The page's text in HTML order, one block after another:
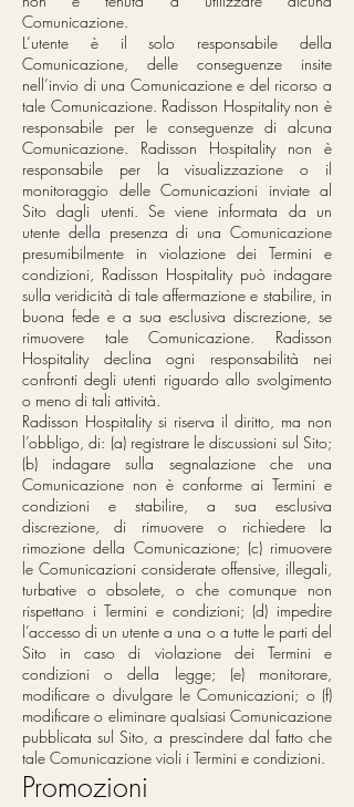
Comunicazione.
L’utente è il solo responsabile della
Comunicazione, delle conseguenze insite
nell’invio di una Comunicazione e del ricorso a
tale Comunicazione. Radisson Hospitality non è
responsabile per le conseguenze di alcuna
Comunicazione. Radisson Hospitality non è
responsabile per la visualizzazione o il
monitoraggio delle Comunicazioni inviate al
Sito dagli utenti. Se viene informata da un
utente della presenza di una Comunicazione
presumibilmente in violazione dei Termini e
condizioni, Radisson Hospitality può indagare
sulla veridicità di tale affermazione e stabilire, in
buona fede e a sua esclusiva discrezione, se
rimuovere tale Comunicazione. Radisson
Hospitality declina ogni responsabilità nei
confronti degli utenti riguardo allo svolgimento
o meno di tali attività.
Radisson Hospitality si riserva il diritto, ma non
l’obbligo, di: (a) registrare le discussioni sul Sito;
(b) indagare sulla segnalazione che una
Comunicazione non è conforme ai Termini e
condizioni e stabilire, a sua esclusiva
discrezione, di rimuovere o richiedere la
rimozione della Comunicazione; (c) rimuovere
le Comunicazioni considerate offensive, illegali,
turbative o obsolete, o che comunque non
rispettano i Termini e condizioni; (d) impedire
l’accesso di un utente a una o a tutte le parti del
Sito in caso di violazione dei Termini e
condizioni o della legge; (e) monitorare,
modificare o divulgare le Comunicazioni; o (f)
modificare o eliminare qualsiasi Comunicazione
pubblicata sul Sito, a prescindere dal fatto che
tale Comunicazione violi i Termini e condizioni.
Promozioni